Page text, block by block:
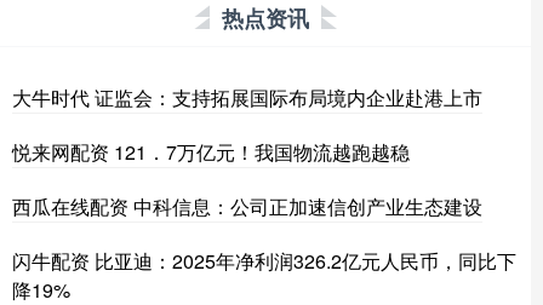
热点资讯
大牛时代 证监会：支持拓展国际布局境内企业赴港上市
悦来网配资 121．7万亿元！我国物流越跑越稳
西瓜在线配资 中科信息：公司正加速信创产业生态建设
闪牛配资 比亚迪：2025年净利润326.2亿元人民币，同比下
降19%